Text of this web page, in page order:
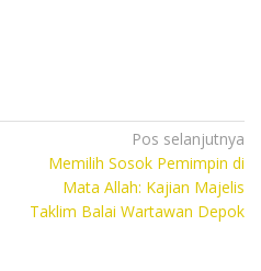
Pos selanjutnya
Memilih Sosok Pemimpin di
Mata Allah: Kajian Majelis
Taklim Balai Wartawan Depok